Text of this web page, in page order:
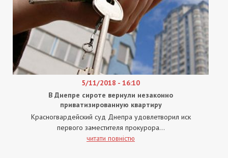
5/11/2018 - 16:10
В Днепре сироте вернули незаконно
приватизированную квартиру
Красногвардейский суд Днепра удовлетворил иск
первого заместителя прокурора...
читати повністю